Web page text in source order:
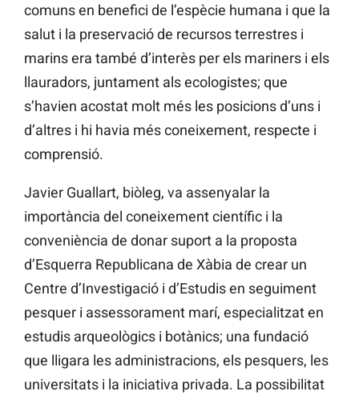
comuns en benefici de l’espècie humana i que la
salut i la preservació de recursos terrestres i
marins era també d’interès per els mariners i els
llauradors, juntament als ecologistes; que
s’havien acostat molt més les posicions d’uns i
d’altres i hi havia més coneixement, respecte i
comprensió.
Javier Guallart, biòleg, va assenyalar la
importància del coneixement científic i la
conveniència de donar suport a la proposta
d’Esquerra Republicana de Xàbia de crear un
Centre d’Investigació i d’Estudis en seguiment
pesquer i assessorament marí, especialitzat en
estudis arqueològics i botànics; una fundació
que lligara les administracions, els pesquers, les
universitats i la iniciativa privada. La possibilitat